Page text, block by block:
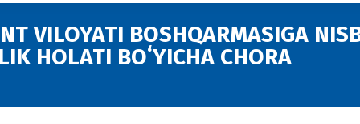
OPENS
IN
NEW
VILOYATI BOSHQARMASIGA
HOLATI BOʻYICHA CHORA